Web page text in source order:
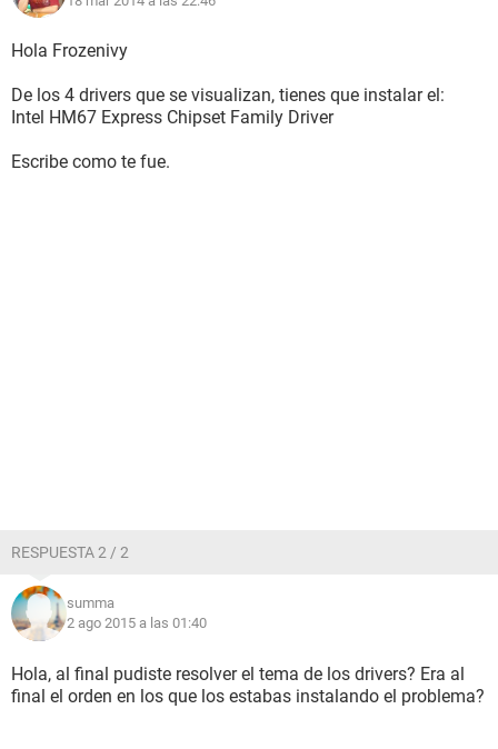
Hola Frozenivy
De los 4 drivers que se visualizan, tienes que instalar el:
Intel HM67 Express Chipset Family Driver
Escribe como te fue.
RESPUESTA 2 / 2
summa
2 ago 2015 a las 01:40
Hola, al final pudiste resolver el tema de los drivers? Era al
final el orden en los que los estabas instalando el problema?